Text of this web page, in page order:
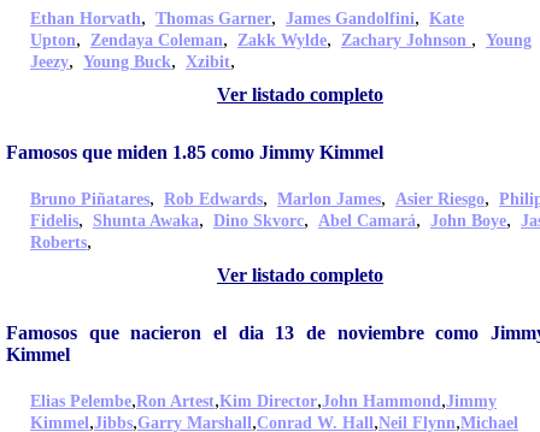
Ethan Horvath, Thomas Garner, James Gandolfini, Kate
Upton, Zendaya Coleman, Zakk Wylde, Zachary Johnson , Young
Jeezy, Young Buck, Xzibit,
Ver listado completo
Famosos que miden 1.85 como Jimmy Kimmel
Bruno Piñatares, Rob Edwards, Marlon James, Asier Riesgo,
Fidelis, Shunta Awaka, Dino Skvorc, Abel Camará, John Boye,
Roberts,
Ver listado completo
Famosos que nacieron el dia 13 de noviembre como
Kimmel
Elias Pelembe,Ron Artest,Kim Director,John Hammond,Jimmy
Kimmel,Jibbs,Garry Marshall,Conrad W. Hall,Neil Flynn,Michael